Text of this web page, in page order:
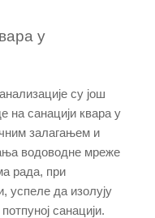
у
су још
на санацији квара у
залагањем и
водоводне мреже
рада, при
успеле да изолују
санацији.